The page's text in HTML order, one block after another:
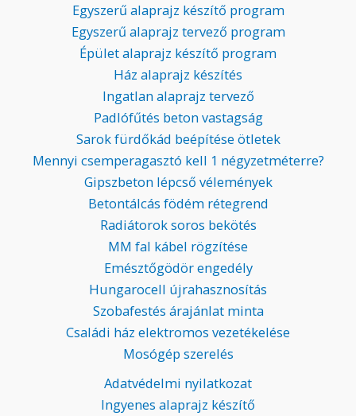
Egyszerű alaprajz készítő program
Egyszerű alaprajz tervező program
Épület alaprajz készítő program
Ház alaprajz készítés
Ingatlan alaprajz tervező
Padlófűtés beton vastagság
Sarok fürdőkád beépítése ötletek
Mennyi csemperagasztó kell 1 négyzetméterre?
Gipszbeton lépcső vélemények
Betontálcás födém rétegrend
Radiátorok soros bekötés
MM fal kábel rögzítése
Emésztőgödör engedély
Hungarocell újrahasznosítás
Szobafestés árajánlat minta
Családi ház elektromos vezetékelése
Mosógép szerelés
Adatvédelmi nyilatkozat
Ingyenes alaprajz készítő